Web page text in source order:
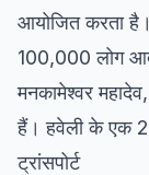
आयोजित करता
100,000 लोग आते
मनकामेश्वर
हैं। हवेली के एक
ट्रांसपोर्ट